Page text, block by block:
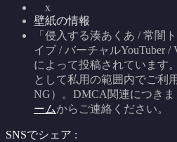
x
壁紙の情報
「侵入する湊あくあ / 常闇
イブ / バーチャルYouTuber /
によって投稿されています
として私用の範囲内でご利
NG）。DMCA関連につき
ームからご連絡ください。
SNSでシェア :